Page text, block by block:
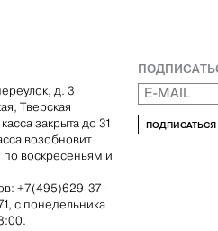
д. 3
Тверская
закрыта до 31
возобновит
по воскресеньям и
+7(495)629-37-
с понедельника
ПОДПИСАТЬСЯ